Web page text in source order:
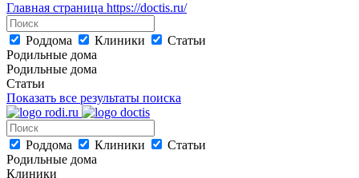
Главная страница https://doctis.ru/
Роддома Клиники
Статьи
Родильные дома
Родильные дома
Статьи
Показать все результаты поиска
Роддома Клиники
Статьи
Родильные дома
Клиники